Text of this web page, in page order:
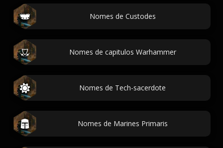
Nomes de Custodes
Nomes de capitulos Warhammer
Nomes de Tech-sacerdote
Nomes de Marines Primaris